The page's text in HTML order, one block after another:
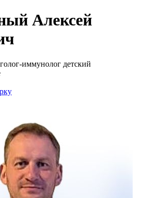
Алексей
иммунолог детский